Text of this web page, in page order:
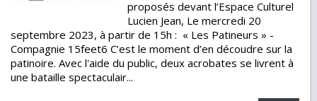
proposés devant l’Espace Culturel
Lucien Jean, Le mercredi 20
septembre 2023, à partir de 15h : « Les Patineurs » -
Compagnie 15feet6 C’est le moment d’en découdre sur la
patinoire. Avec l'aide du public, deux acrobates se livrent à
une bataille spectaculair...